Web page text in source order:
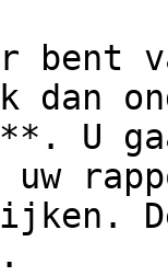
bent
U
uw